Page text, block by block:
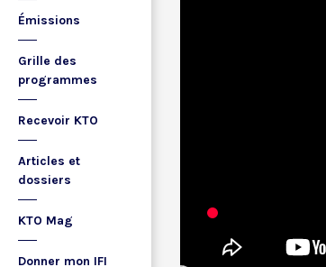
Émissions
Grille des
programmes
Recevoir KTO
Articles et
dossiers
KTO Mag
Donner mon IFI